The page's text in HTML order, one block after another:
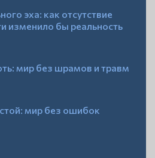
эха: как отсутствие
изменило бы реальность
мир без шрамов и травм
мир без ошибок